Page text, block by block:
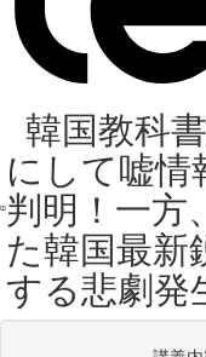
韓国教科
にして嘘情
判明！一方
た韓国最新
する悲劇発